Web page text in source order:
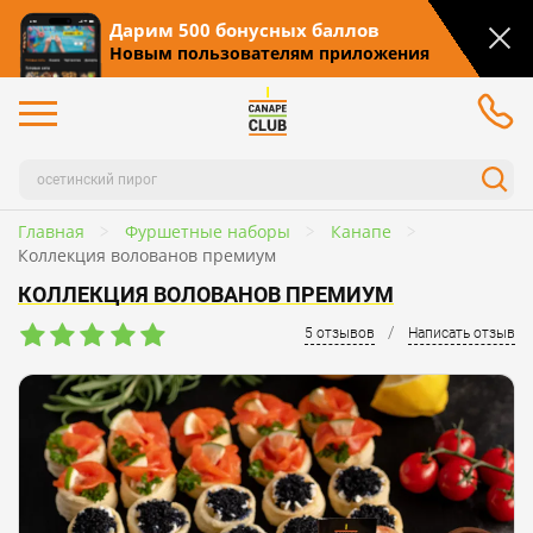
Дарим 500 бонусных баллов
Новым пользователям приложения
Главная Фуршетные наборы
Канапе
Коллекция волованов премиум
КОЛЛЕКЦИЯ ВОЛОВАНОВ ПРЕМИУМ
5 отзывов / Написать отзыв